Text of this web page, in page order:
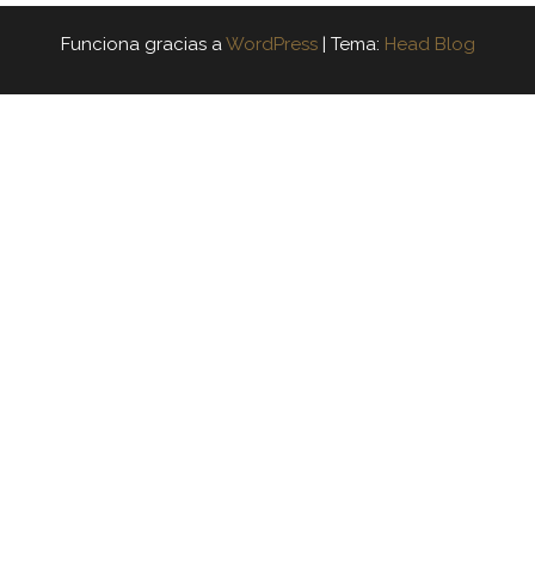
Funciona gracias aWordPress | Tema: Head Blog